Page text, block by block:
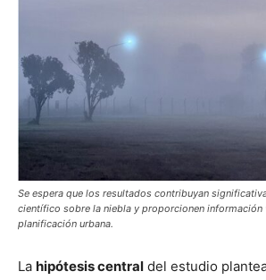
Se espera que los resultados contribuyan
científico sobre la niebla y proporcionen información
planificación urbana.
La hipótesis central del estudio